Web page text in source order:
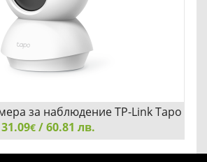
за наблюдение TP-Link Tapo
C200
31.09€/ 60.81 лв.